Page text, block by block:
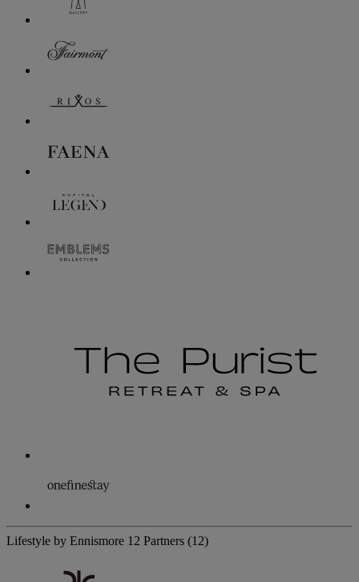
Lifestyle by Ennismore 12 Partners (12)